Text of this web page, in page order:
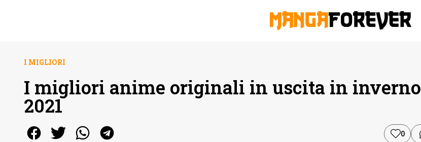
I MIGLIORI
I migliori anime originali in uscita in inverno
2021
0